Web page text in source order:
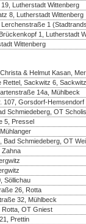
Lutherstadt Wittenberg
8, Lutherstadt Wittenberg
1
1, Lutherstadt
Wittenberg
& Helmut Kasan,
Rettel, Sackwitz 6, Sackwitz
14a, Mühlbeck
107, Gorsdorf-Hemsendorf
Schmiedeberg, OT Scholis
5, Pressel
Bad Schmiedeberg, OT
Zahna
Söllichau
26, Rotta
32, Mühlbeck
Rotta, OT Gniest
Prettin